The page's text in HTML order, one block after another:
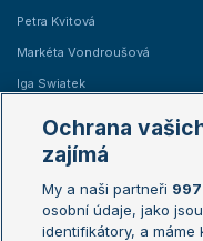
Petra Kvitová
Markéta Vondroušová
Iga Swiatek
Žebříčky
Žebříček ATP (muži)
Žebříček WTA (ženy)
Ochrana
zajímá
My a naši partneři 997
osobní údaje, jako
identifikátory, a máme